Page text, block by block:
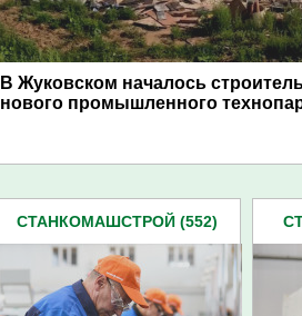
В Жуковском началось
нового промышленного
СТАНКОМАШСТРОЙ (552)